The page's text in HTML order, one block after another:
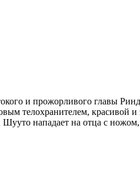
и прожорливого главы
телохранителем, красивой
нападает на отца с